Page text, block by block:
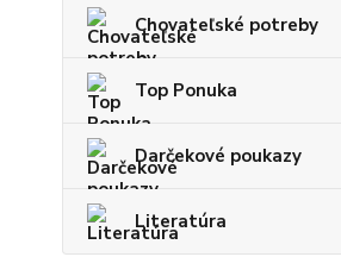
Chovateľské potreby
Top Ponuka
Darčekové poukazy
Literatúra